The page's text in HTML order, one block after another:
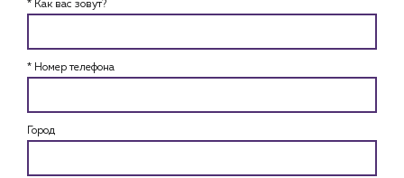
* Как вас зовут?
* Номер телефона
Город